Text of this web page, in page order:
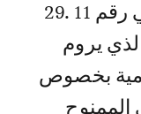
يقضي بتغيير القانون التنظيمي رقم 11 .29
يروم
بخصوص
الممنوح